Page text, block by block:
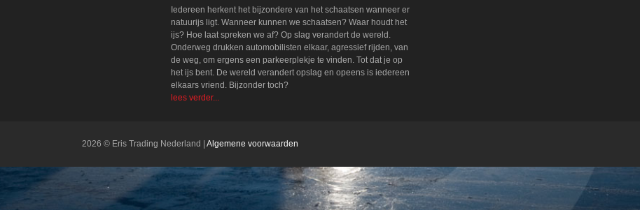
Iedereen herkent het bijzondere van het schaatsen wanneer er
natuurijs ligt. Wanneer kunnen we schaatsen? Waar houdt het
ijs? Hoe laat spreken we af? Op slag verandert de wereld.
Onderweg drukken automobilisten elkaar, agressief rijden, van
de weg, om ergens een parkeerplekje te vinden. Tot dat je op
het ijs bent. De wereld verandert opslag en opeens is iedereen
elkaars vriend. Bijzonder toch?
lees verder...
2026 © Eris Trading Nederland Algemene voorwaarden